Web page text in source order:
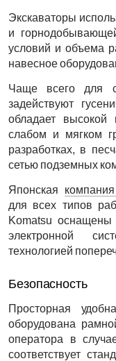
Экскаваторы
и
условий и объема
навесное
Чаще всего для
задействуют
обладает высокой
слабом и мягком
разработках, в
сетью подземных
Японская
для всех типов
Komatsu
электронной
технологией
Безопасность
Просторная
оборудована
оператора в
соответствует